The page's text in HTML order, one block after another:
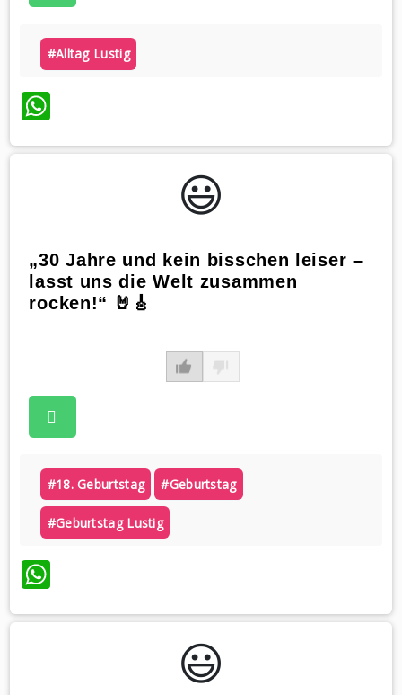
#alltag Lustig
WhatsApp
😃️
„30 Jahre und kein bisschen leiser –
lasst uns die Welt zusammen
rocken!“ 🤘🎸
#18. Geburtstag #geburtstag
#geburtstag Lustig
WhatsApp
😃️